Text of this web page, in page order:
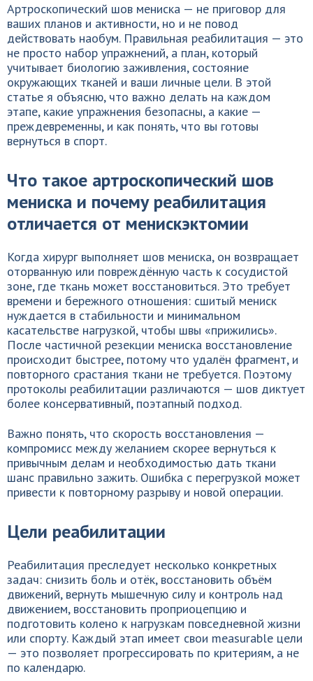
Артроскопический шов мениска — не приговор для
ваших планов и активности, но и не повод
действовать наобум. Правильная реабилитация — это
не просто набор упражнений, а план, который
учитывает биологию заживления, состояние
окружающих тканей и ваши личные цели. В этой
статье я объясню, что важно делать на каждом
этапе, какие упражнения безопасны, а какие —
преждевременны, и как понять, что вы готовы
вернуться в спорт.
Что такое артроскопический шов
мениска и почему реабилитация
отличается от менискэктомии
Когда хирург выполняет шов мениска, он возвращает
оторванную или повреждённую часть к сосудистой
зоне, где ткань может восстановиться. Это требует
времени и бережного отношения: сшитый мениск
нуждается в стабильности и минимальном
касательстве нагрузкой, чтобы швы «прижились».
После частичной резекции мениска восстановление
происходит быстрее, потому что удалён фрагмент, и
повторного срастания ткани не требуется. Поэтому
протоколы реабилитации различаются — шов диктует
более консервативный, поэтапный подход.
Важно понять, что скорость восстановления —
компромисс между желанием скорее вернуться к
привычным делам и необходимостью дать ткани
шанс правильно зажить. Ошибка с перегрузкой может
привести к повторному разрыву и новой операции.
Цели реабилитации
Реабилитация преследует несколько конкретных
задач: снизить боль и отёк, восстановить объём
движений, вернуть мышечную силу и контроль над
движением, восстановить проприоцепцию и
подготовить колено к нагрузкам повседневной жизни
или спорту. Каждый этап имеет свои measurable цели
— это позволяет прогрессировать по критериям, а не
по календарю.